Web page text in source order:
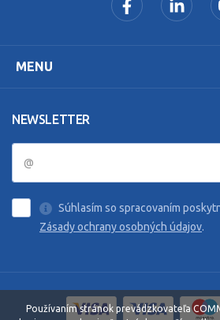
MENU
NEWSLETTER
Súhlasím so spracovaním
Zásady ochrany osobných údajov.
Používaním stránok prevádzkovateľa